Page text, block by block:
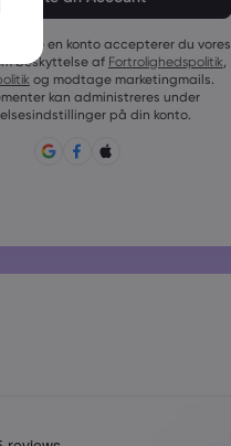
skal indeholde mindst 1 numerisk
skal indeholde mindst 1 stort
skal indeholde mindst 1 lille
oprette en konto accepterer du vores
beskyttelse af Fortrolighedspolitik,
og modtage marketingmails.
kan administreres under
på din konto.